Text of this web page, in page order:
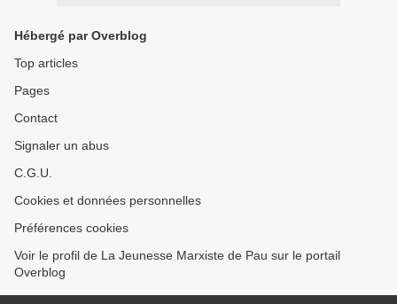
Hébergé par Overblog
Top articles
Pages
Contact
Signaler un abus
C.G.U.
Cookies et données personnelles
Préférences cookies
Voir le profil de La Jeunesse Marxiste de Pau sur le portail
Overblog